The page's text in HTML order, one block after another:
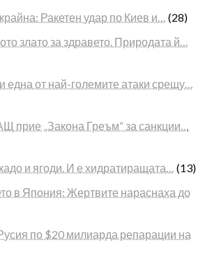
Ракетен удар по Киев и…
(28)
злато за здравето. Природата й…
една от най-големите атаки срещу…
прие „Закона Греъм“ за санкции…
и ягоди. И е хидратиращата…
(13)
в Япония: Жертвите нараснаха до
по $20 милиарда репарации на